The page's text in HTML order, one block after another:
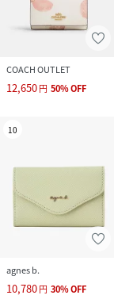
COACH OUTLET
12,650円 50%OFF
10
agnes b.
10,780円 30%OFF